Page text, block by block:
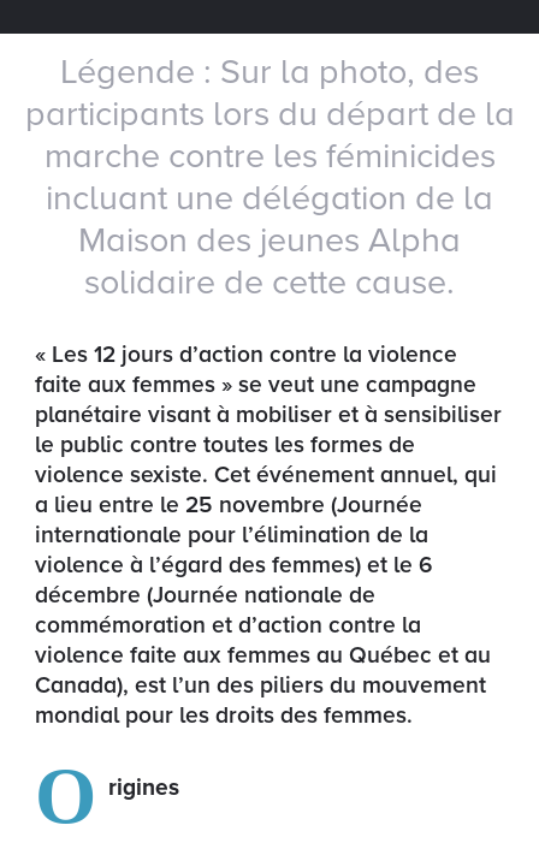
Légende : Sur la photo, des
participants lors du départ de la
marche contre les féminicides
incluant une délégation de la
Maison des jeunes Alpha
solidaire de cette cause.
« Les 12 jours d’action contre la violence
faite aux femmes » se veut une campagne
planétaire visant à mobiliser et à sensibiliser
le public contre toutes les formes de
violence sexiste. Cet événement annuel, qui
a lieu entre le 25 novembre (Journée
internationale pour l’élimination de la
violence à l’égard des femmes) et le 6
décembre (Journée nationale de
commémoration et d’action contre la
violence faite aux femmes au Québec et au
Canada), est l’un des piliers du mouvement
mondial pour les droits des femmes.
O rigines